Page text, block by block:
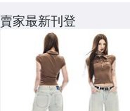
賣家最新刊登